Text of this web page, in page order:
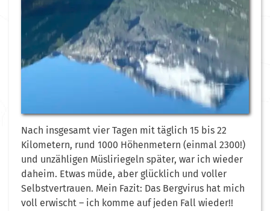
Nach insgesamt vier Tagen mit täglich 15 bis 22
Kilometern, rund 1000 Höhenmetern (einmal 2300!)
und unzähligen Müsliriegeln später, war ich wieder
daheim. Etwas müde, aber glücklich und voller
Selbstvertrauen. Mein Fazit: Das Bergvirus hat mich
voll erwischt – ich komme auf jeden Fall wieder!!